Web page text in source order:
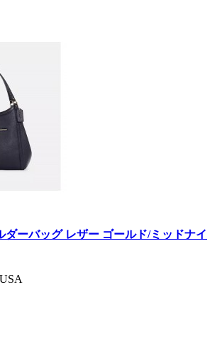
ダーバッグ レザー ゴールド/ミッドナイ